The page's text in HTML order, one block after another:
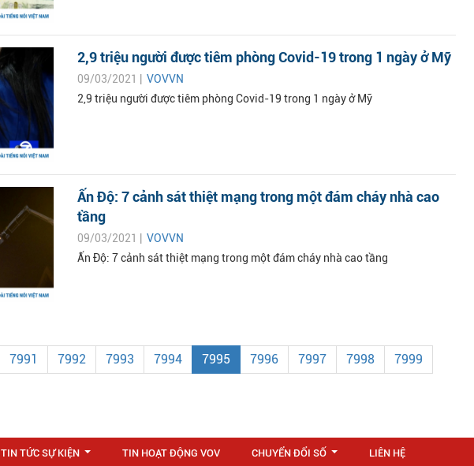
2,9 triệu người được tiêm phòng Covid-19 trong 1 ngày ở Mỹ
09/03/2021 | VOVVN
2,9 triệu người được tiêm phòng Covid-19 trong 1 ngày ở Mỹ
Ấn Độ: 7 cảnh sát thiệt mạng trong một đám cháy nhà cao
tầng
09/03/2021 | VOVVN
Ấn Độ: 7 cảnh sát thiệt mạng trong một đám cháy nhà cao tầng
7991 7992 7993 7994 7995 7996 7997 7998
7999
TIN TỨC SỰ KIỆN TIN HOẠT ĐỘNG VOV CHUYỂN ĐỔI SỐ LIÊN HỆ